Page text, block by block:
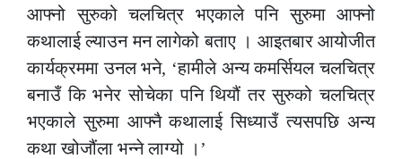
आफ्नो सुरुको चलचित्र भएकाले पनि सुरुमा आफ्नो
कथालाई ल्याउन मन लागेको बताए । आइतबार आयोजीत
कार्यक्रममा उनल भने, ‘हामीले अन्य कमर्सियल चलचित्र
बनाउँ कि भनेर सोचेका पनि थियौं तर सुरुको चलचित्र
भएकाले सुरुमा आफ्नै कथालाई सिध्याउँ त्यसपछि अन्य
कथा खोजौंला भन्ने लाग्यो ।’